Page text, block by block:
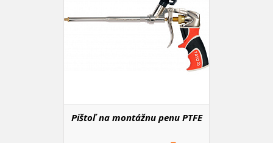
Pištoľ na montážnu penu PTFE